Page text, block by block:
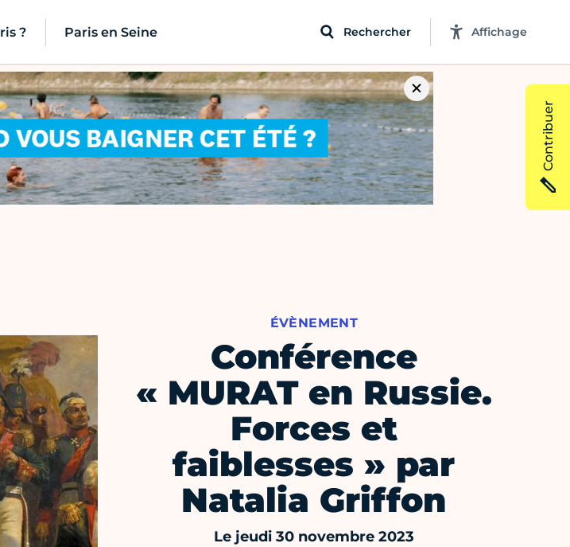
? Paris en Seine Rechercher Affichage
ÉVÈNEMENT
Conférence
« MURAT en Russie.
Forces et
faiblesses » par
Natalia Griffon
Le jeudi 30 novembre 2023
Contribuer